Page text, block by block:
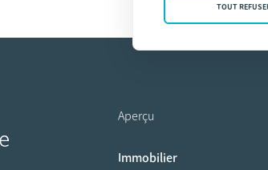
Aperçu
Immobilier
TOUT